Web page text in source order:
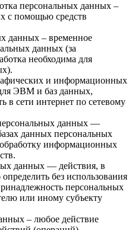
персональных данных –
с помощью средств
данных – временное
данных (за
необходима для
и информационных
ЭВМ и баз данных,
в сети интернет по сетевому
данных —
данных персональных
информационных
данных — действия, в
без использования
персональных
или иному субъекту
– любое действие